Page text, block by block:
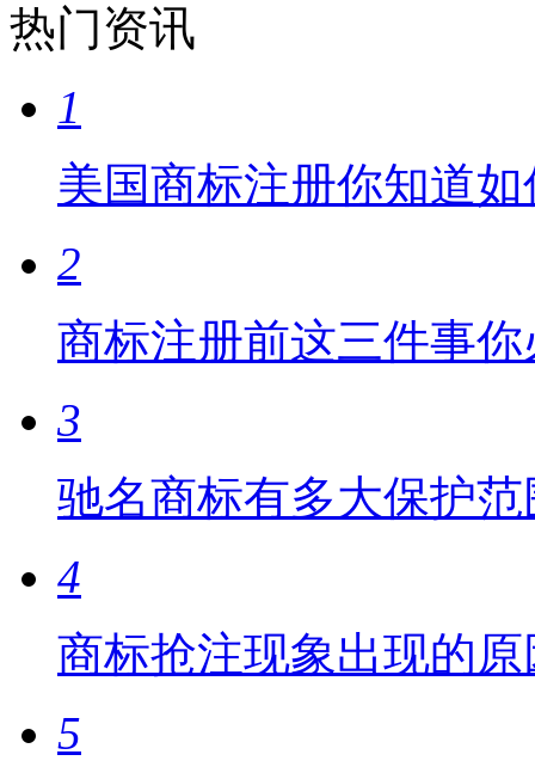
热门资讯
1
美国商标注册你知道
2
商标注册前这三件事
3
驰名商标有多大保护
4
商标抢注现象出现的
5